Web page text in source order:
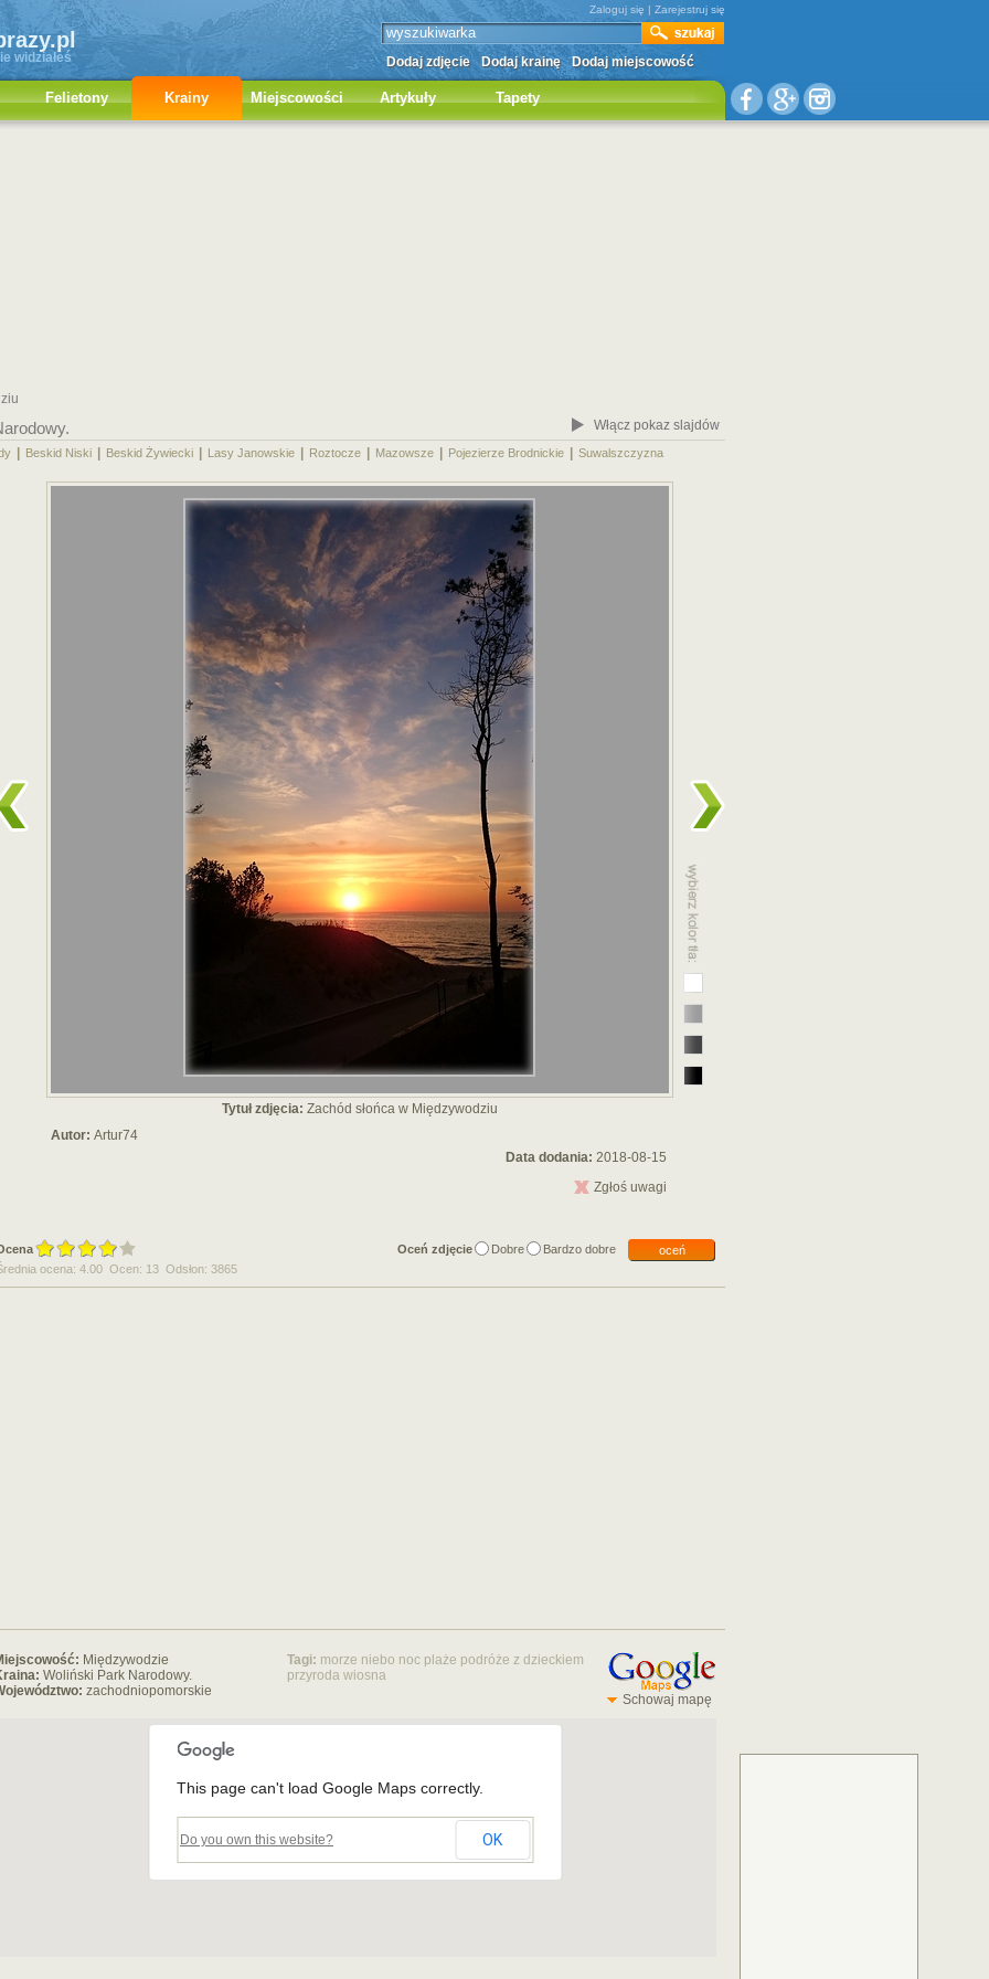
widziałeś
Zaloguj się | Zarejestruj się
Dodaj zdjęcie Dodaj krainę Dodaj miejscowość
Felietony Krainy Miejscowości Artykuły Tapety
Włącz pokaz slajdów
Beskid Niski Beskid Żywiecki Lasy Janowskie Roztocze Mazowsze Pojezierze Brodnickie Suwalszczyzna
Tytuł zdjęcia: Zachód słońca w Międzywodziu
Autor: Artur74
Data dodania: 2018-08-15
Zgłoś uwagi
Oceń zdjęcie Dobre Bardzo dobre
oceń
ocena: 4.00 Ocen: 13 Odsłon: 3865
Międzywodzie
Woliński Park Narodowy.
zachodniopomorskie
Tagi: morze niebo noc plaże podróże z dzieckiem
przyroda wiosna
Schowaj mapę
This page can't load Google Maps correctly.
Do you own this website? OK